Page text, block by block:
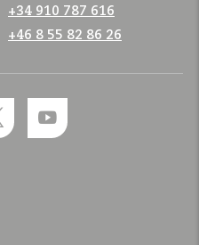
+34 910 787 616
+46 8 55 82 86 26